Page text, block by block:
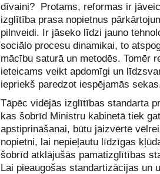
dīvaini? Protams, reformas ir
izglītība prasa nopietnus
pilnveidi. Ir jāseko līdzi jauno
sociālo procesu dinamikai, to
mācību saturā un metodēs. Tomēr
ieteicams veikt apdomīgi un
iepriekš paredzot iespējamās
Tāpēc vidējās izglītības standarta
kas šobrīd Ministru kabinetā tiek
apstiprināšanai, būtu jāizvērtē
nopietni, lai nepieļautu līdzīgas
šobrīd atklājušās pamatizglītības
Lai pieaugošas standartizācijas un